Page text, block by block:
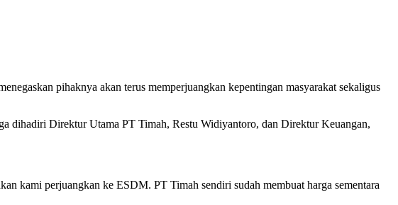
pihaknya akan terus memperjuangkan kepentingan masyarakat sekaligus
dihadiri Direktur Utama PT Timah, Restu Widiyantoro, dan Direktur Keuangan,
kami perjuangkan ke ESDM. PT Timah sendiri sudah membuat harga sementara